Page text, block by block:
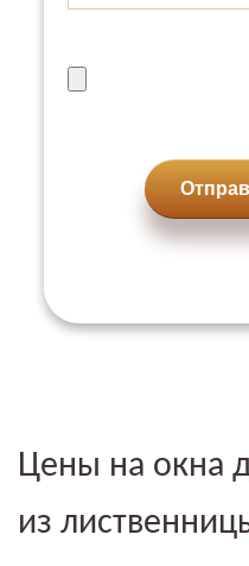
Цены на окна
из